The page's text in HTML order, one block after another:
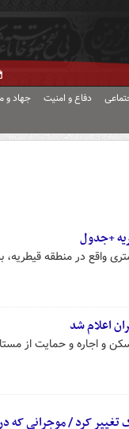
دفاع و امنیت جهاد و
+جدول
اعلام شد
و اجاره و حمایت از
کرد / موجرانی که